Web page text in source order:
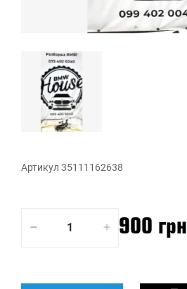
Артикул 35111162638
900 грн